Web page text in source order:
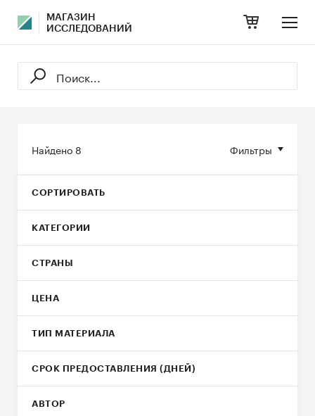
МАГАЗИН
ИССЛЕДОВАНИЙ
Фильтры
Найдено 8
СОРТИРОВАТЬ
КАТЕГОРИИ
СТРАНЫ
ЦЕНА
ТИП МАТЕРИАЛА
СРОК ПРЕДОСТАВЛЕНИЯ (ДНЕЙ)
АВТОР